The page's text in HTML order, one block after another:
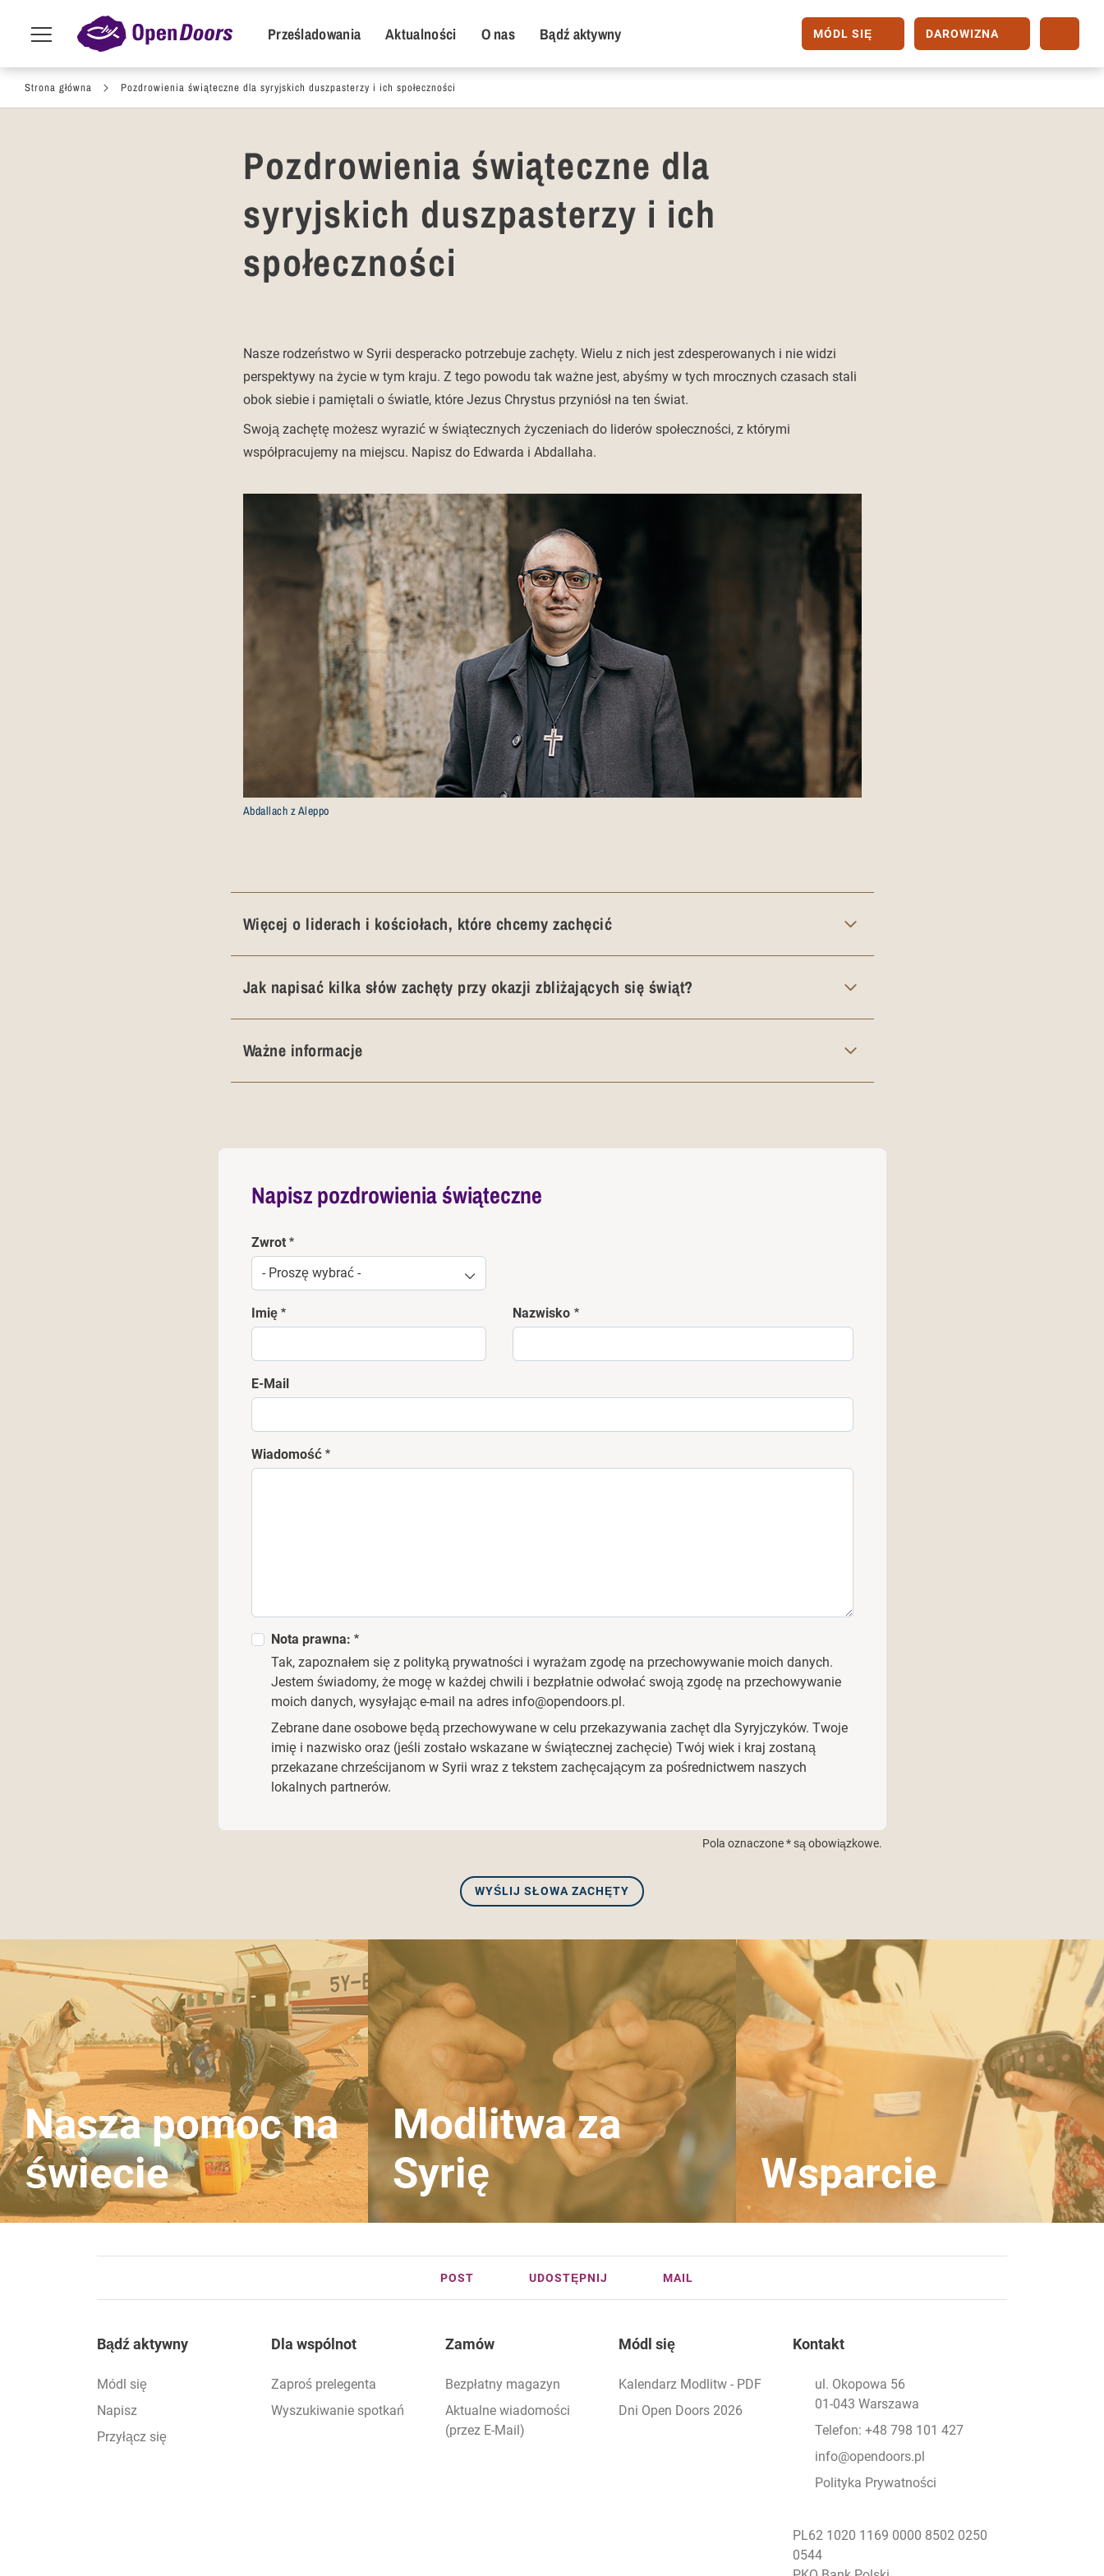
Przejdź do treści
Menu
POI Primary Menu
Prześladowania Aktualności O nas Bądź aktywny MÓDL SIĘ DAROWIZNA
Strona główna Pozdrowienia świąteczne dla syryjskich duszpasterzy i ich społeczności
Pozdrowienia świąteczne dla
syryjskich duszpasterzy i ich
społeczności
Nasze rodzeństwo w Syrii desperacko potrzebuje zachęty. Wielu z nich jest zdesperowanych i nie widzi
perspektywy na życie w tym kraju. Z tego powodu tak ważne jest, abyśmy w tych mrocznych czasach stali
obok siebie i pamiętali o światle, które Jezus Chrystus przyniósł na ten świat.
Swoją zachętę możesz wyrazić w świątecznych życzeniach do liderów społeczności, z którymi
współpracujemy na miejscu. Napisz do Edwarda i Abdallaha.
Abdallach z Aleppo
Więcej o liderach i kościołach, które chcemy zachęcić
Jak napisać kilka słów zachęty przy okazji zbliżających się świąt?
Ważne informacje
Napisz pozdrowienia świąteczne
Zwrot
Imię Nazwisko
E-Mail
Wiadomość
Nota prawna:
Tak, zapoznałem się z polityką prywatności i wyrażam zgodę na przechowywanie moich danych.
Jestem świadomy, że mogę w każdej chwili i bezpłatnie odwołać swoją zgodę na przechowywanie
moich danych, wysyłając e-mail na adres info@opendoors.pl.
Zebrane dane osobowe będą przechowywane w celu przekazywania zachęt dla Syryjczyków. Twoje
imię i nazwisko oraz (jeśli zostało wskazane w świątecznej zachęcie) Twój wiek i kraj zostaną
przekazane chrześcijanom w Syrii wraz z tekstem zachęcającym za pośrednictwem naszych
lokalnych partnerów.
Pola oznaczone * są obowiązkowe.
Nasza pomoc na
świecie
Modlitwa za
Syrię
Wsparcie
POST UDOSTĘPNIJ MAIL
Kontakt
ul. Okopowa 56
01-043 Warszawa
Telefon: +48 798 101 427
info@opendoors.pl
Polityka Prywatności
PL62 1020 1169 0000 8502 0250
0544
Footer
Bądź aktywny
Módl się
Napisz
Przyłącz się
Dla wspólnot
Zaproś prelegenta
Wyszukiwanie spotkań
Zamów
Bezpłatny magazyn
Aktualne wiadomości
(przez E-Mail)
Módl się
Kalendarz Modlitw - PDF
Dni Open Doors 2026